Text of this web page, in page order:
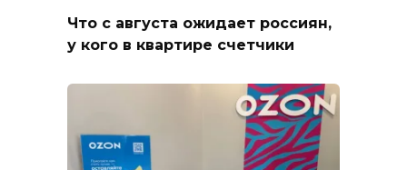
Что с августа ожидает россиян,
у кого в квартире счетчики